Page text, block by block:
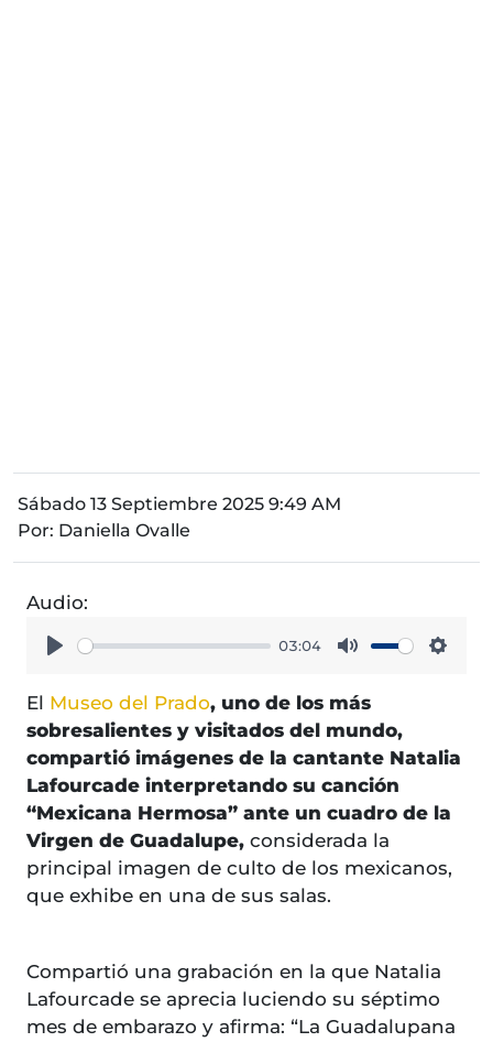
Sábado 13 Septiembre 2025 9:49 AM
Por: Daniella Ovalle
Audio:
03:04
El Museo del Prado, uno de los más
sobresalientes y visitados del mundo,
compartió imágenes de la cantante Natalia
Lafourcade interpretando su canción
“Mexicana Hermosa” ante un cuadro de la
Virgen de Guadalupe, considerada la
principal imagen de culto de los mexicanos,
que exhibe en una de sus salas.
Compartió una grabación en la que Natalia
Lafourcade se aprecia luciendo su séptimo
mes de embarazo y afirma: “La Guadalupana